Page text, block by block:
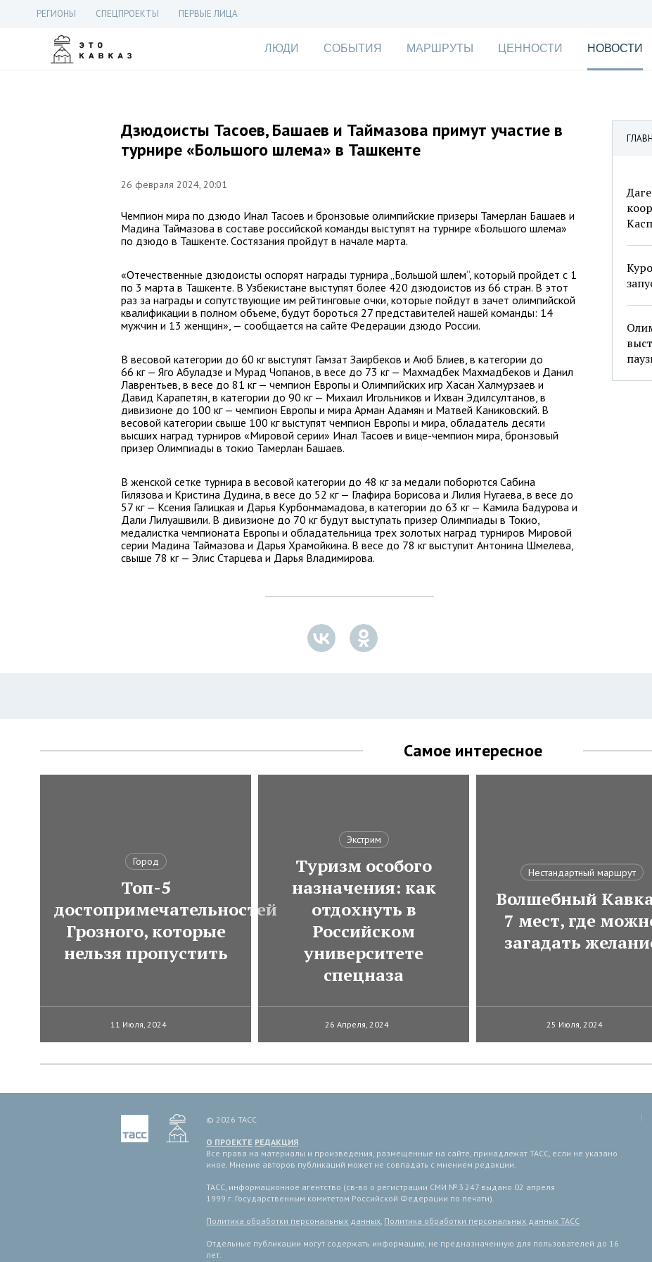
РЕГИОНЫ СПЕЦПРОЕКТЫ ПЕРВЫЕ ЛИЦА
ЛЮДИ СОБЫТИЯ МАРШРУТЫ ЦЕННОСТИ НОВОСТИ
Дзюдоисты Тасоев, Башаев и Таймазова примут участие в
турнире «Большого шлема» в Ташкенте
26 февраля 2024, 20:01
Чемпион мира по дзюдо Инал Тасоев и бронзовые олимпийские призеры Тамерлан Башаев и
Мадина Таймазова в составе российской команды выступят на турнире «Большого шлема»
по дзюдо в Ташкенте. Состязания пройдут в начале марта.
«Отечественные дзюдоисты оспорят награды турнира „Большой шлем“, который пройдет с 1
по 3 марта в Ташкенте. В Узбекистане выступят более 420 дзюдоистов из 66 стран. В этот
раз за награды и сопутствующие им рейтинговые очки, которые пойдут в зачет олимпийской
квалификации в полном объеме, будут бороться 27 представителей нашей команды: 14
мужчин и 13 женщин», — сообщается на сайте Федерации дзюдо России.
В весовой категории до 60 кг выступят Гамзат Заирбеков и Аюб Блиев, в категории до
66 кг — Яго Абуладзе и Мурад Чопанов, в весе до 73 кг — Махмадбек Махмадбеков и Данил
Лаврентьев, в весе до 81 кг — чемпион Европы и Олимпийских игр Хасан Халмурзаев и
Давид Карапетян, в категории до 90 кг — Михаил Игольников и Ихван Эдилсултанов, в
дивизионе до 100 кг — чемпион Европы и мира Арман Адамян и Матвей Каниковский. В
весовой категории свыше 100 кг выступят чемпион Европы и мира, обладатель десяти
высших наград турниров «Мировой серии» Инал Тасоев и вице-чемпион мира, бронзовый
призер Олимпиады в токио Тамерлан Башаев.
В женской сетке турнира в весовой категории до 48 кг за медали поборются Сабина
Гилязова и Кристина Дудина, в весе до 52 кг — Глафира Борисова и Лилия Нугаева, в весе до
57 кг — Ксения Галицкая и Дарья Курбонмамадова, в категории до 63 кг — Камила Бадурова и
Дали Лилуашвили. В дивизионе до 70 кг будут выступать призер Олимпиады в Токио,
медалистка чемпионата Европы и обладательница трех золотых наград турниров Мировой
серии Мадина Таймазова и Дарья Храмойкина. В весе до 78 кг выступит Антонина Шмелева,
свыше 78 кг — Элис Старцева и Дарья Владимирова.
Самое интересное
Город
Топ-5
достопримечательностей
Грозного, которые
нельзя пропустить
11 Июля, 2024
Экстрим
Туризм особого
назначения: как
отдохнуть в
Российском
университете
спецназа
26 Апреля, 2024
Нестандартный маршрут
Волшебный
7 мест, где
загадать
25 Июля, 2024
© 2026 ТАСС
О ПРОЕКТЕ РЕДАКЦИЯ
Все права на материалы и произведения, размещенные на сайте, принадлежат ТАСС, если не указано
иное. Мнение авторов публикаций может не совпадать с мнением редакции.
ТАСС, информационное агентство (св-во о регистрации СМИ № 3 247 выдано 02 апреля
1999 г. Государственным комитетом Российской Федерации по печати).
Политика обработки персональных данных, Политика обработки персональных данных ТАСС
Отдельные публикации могут содержать информацию, не предназначенную для пользователей до 16
лет.